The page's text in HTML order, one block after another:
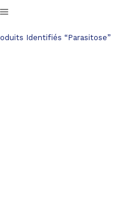
Identifiés “parasitose”